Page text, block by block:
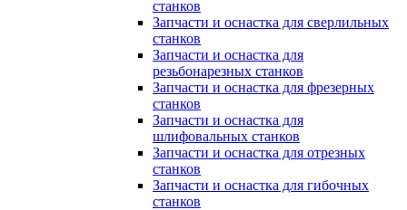
станков
Запчасти и оснастка для сверлильных
станков
Запчасти и оснастка для
резьбонарезных станков
Запчасти и оснастка для фрезерных
станков
Запчасти и оснастка для
шлифовальных станков
Запчасти и оснастка для отрезных
станков
Запчасти и оснастка для гибочных
станков